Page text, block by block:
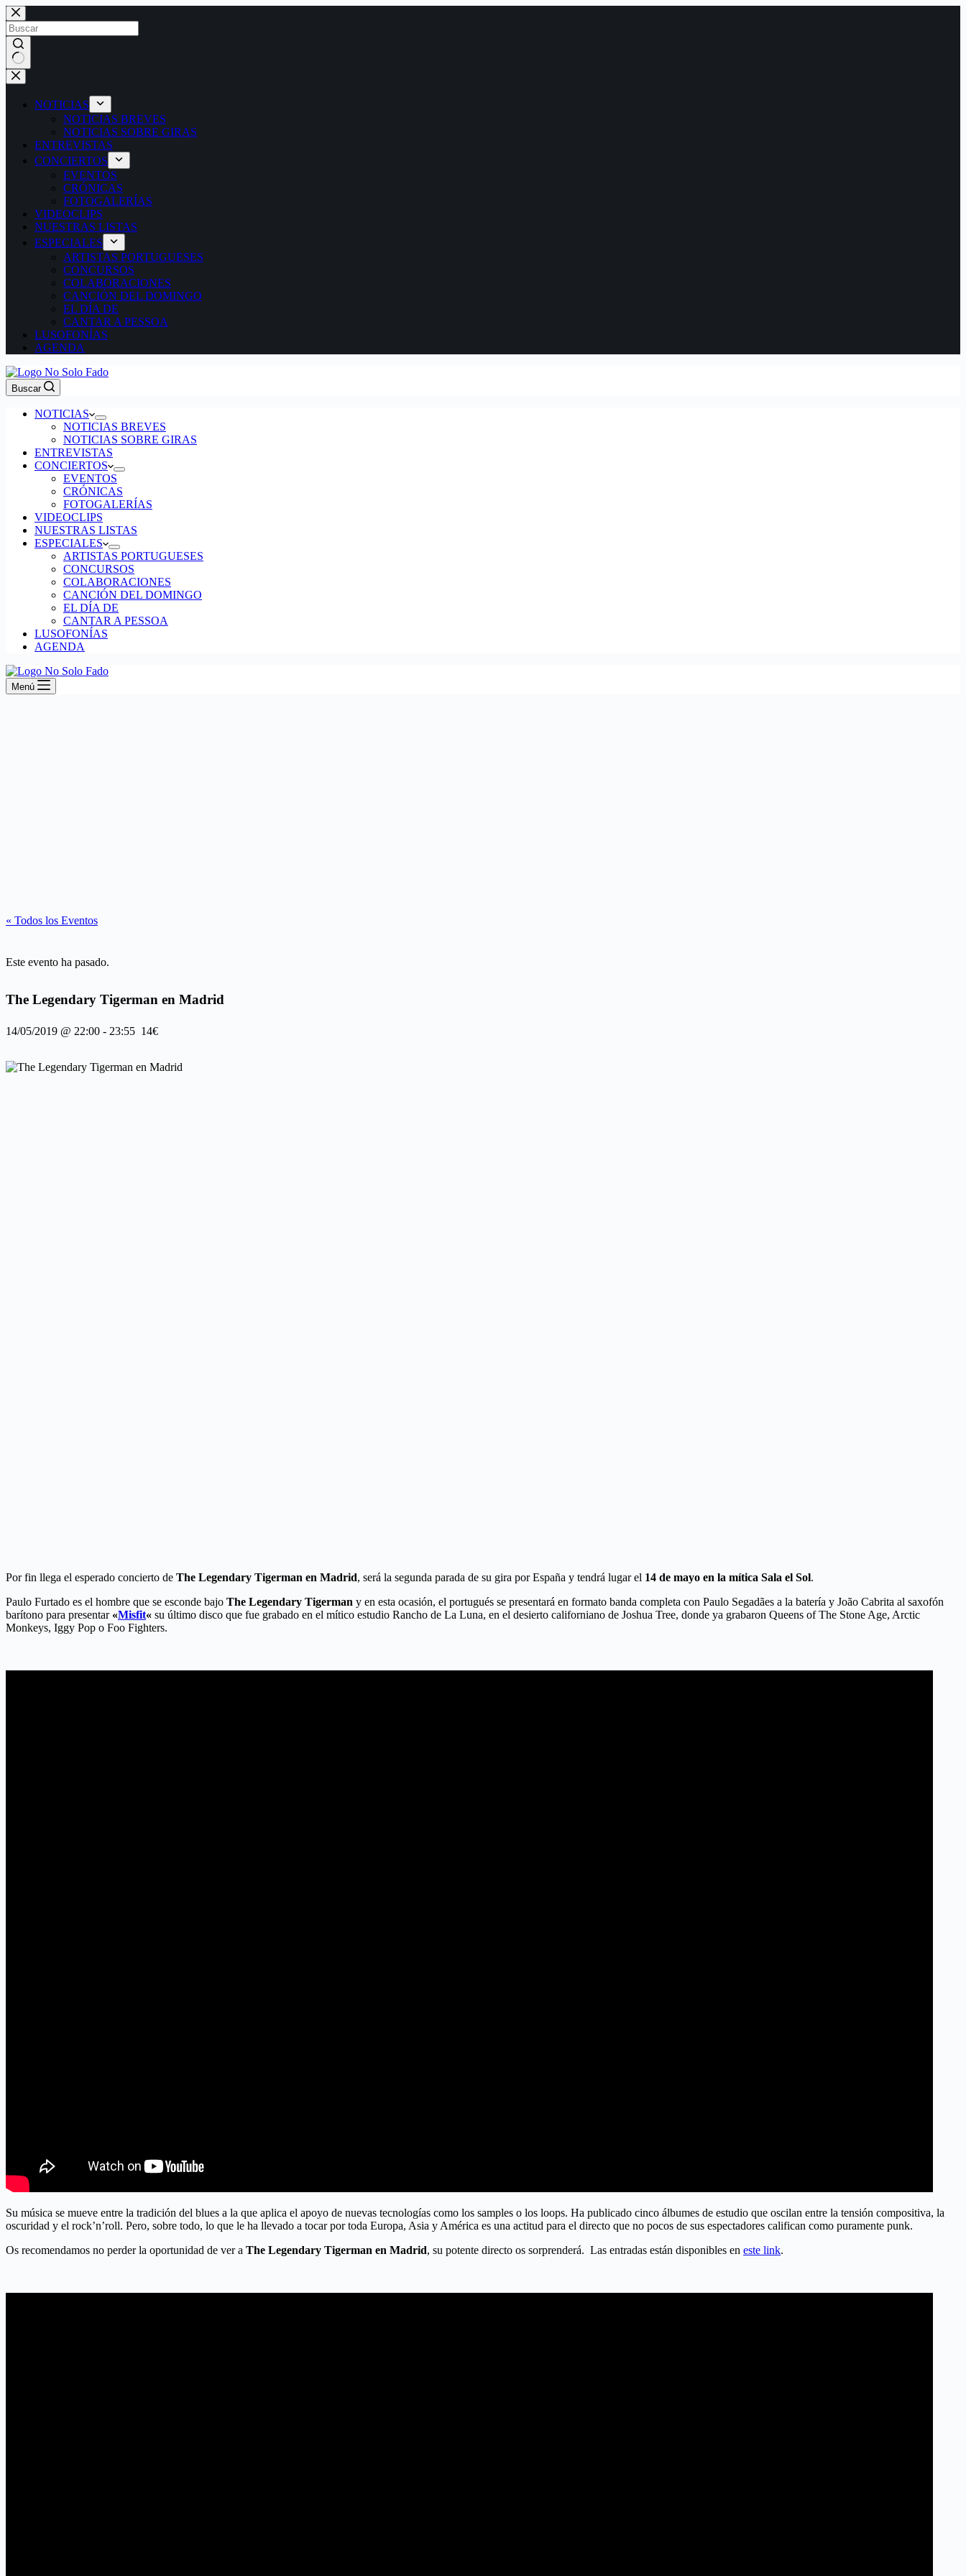
Saltar
al
contenido
Sin
resultados
NOTICIAS
NOTICIAS BREVES
NOTICIAS SOBRE GIRAS
ENTREVISTAS
CONCIERTOS
EVENTOS
CRÓNICAS
FOTOGALERÍAS
VIDEOCLIPS
NUESTRAS LISTAS
ESPECIALES
ARTISTAS PORTUGUESES
CONCURSOS
COLABORACIONES
CANCIÓN DEL DOMINGO
EL DÍA DE
CANTAR A PESSOA
LUSOFONÍAS
AGENDA
Buscar
NOTICIAS
NOTICIAS BREVES
NOTICIAS SOBRE GIRAS
ENTREVISTAS
CONCIERTOS
EVENTOS
CRÓNICAS
FOTOGALERÍAS
VIDEOCLIPS
NUESTRAS LISTAS
ESPECIALES
ARTISTAS PORTUGUESES
CONCURSOS
COLABORACIONES
CANCIÓN DEL DOMINGO
EL DÍA DE
CANTAR A PESSOA
LUSOFONÍAS
AGENDA
Menú
« Todos los Eventos
Este evento ha pasado.
The Legendary Tigerman en Madrid
14/05/2019 @ 22:00 - 23:55 14€
Por fin llega el esperado concierto de The Legendary Tigerman en Madrid, será la segunda parada de su gira por España y tendrá lugar el 14 de mayo en la mítica Sala el Sol.
Paulo Furtado es el hombre que se esconde bajo The Legendary Tigerman y en esta ocasión, el portugués se presentará en formato banda completa con Paulo Segadães a la batería y João Cabrita al saxofón
barítono para presentar «Misfit« su último disco que fue grabado en el mítico estudio Rancho de La Luna, en el desierto californiano de Joshua Tree, donde ya grabaron Queens of The Stone Age, Arctic
Monkeys, Iggy Pop o Foo Fighters.
Su música se mueve entre la tradición del blues a la que aplica el apoyo de nuevas tecnologías como los samples o los loops. Ha publicado cinco álbumes de estudio que oscilan entre la tensión compositiva, la
oscuridad y el rock’n’roll. Pero, sobre todo, lo que le ha llevado a tocar por toda Europa, Asia y América es una actitud para el directo que no pocos de sus espectadores califican como puramente punk.
Os recomendamos no perder la oportunidad de ver a The Legendary Tigerman en Madrid, su potente directo os sorprenderá. Las entradas están disponibles en este link.